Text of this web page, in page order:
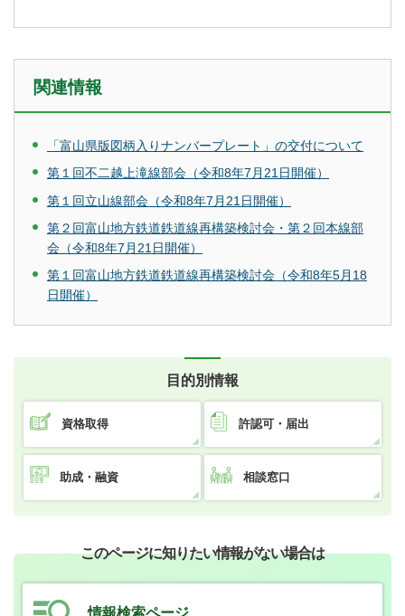
関連情報
「富山県版図柄入りナンバープレート」の交付について
第１回不二越上滝線部会（令和8年7月21日開催）
第１回立山線部会（令和8年7月21日開催）
第２回富山地方鉄道鉄道線再構築検討会・第２回本線部
会（令和8年7月21日開催）
第１回富山地方鉄道鉄道線再構築検討会（令和8年5月18
日開催）
目的別情報
資格取得 許認可・届出
助成・融資 相談窓口
このページに知りたい情報がない場合は
情報検索ページ